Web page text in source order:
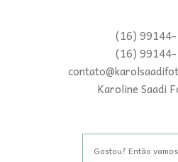
(16)
(16)
Karoline Saadi
Gostou? Então